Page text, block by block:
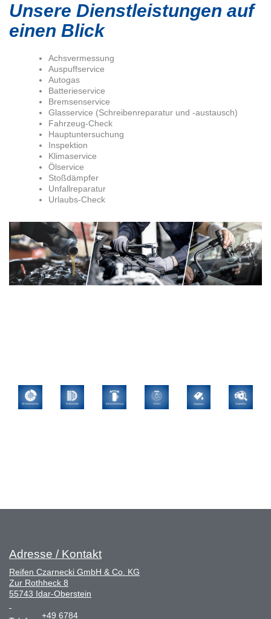
Unsere Dienstleistungen auf
einen Blick
Achsvermessung
Auspuffservice
Autogas
Batterieservice
Bremsenservice
Glasservice (Schreibenreparatur und -austausch)
Fahrzeug-Check
Hauptuntersuchung
Inspektion
Klimaservice
Ölservice
Stoßdämpfer
Unfallreparatur
Urlaubs-Check
Adresse / Kontakt
Reifen Czarnecki GmbH & Co. KG
Zur Rothheck 8
55743 Idar-Oberstein
+49 6784